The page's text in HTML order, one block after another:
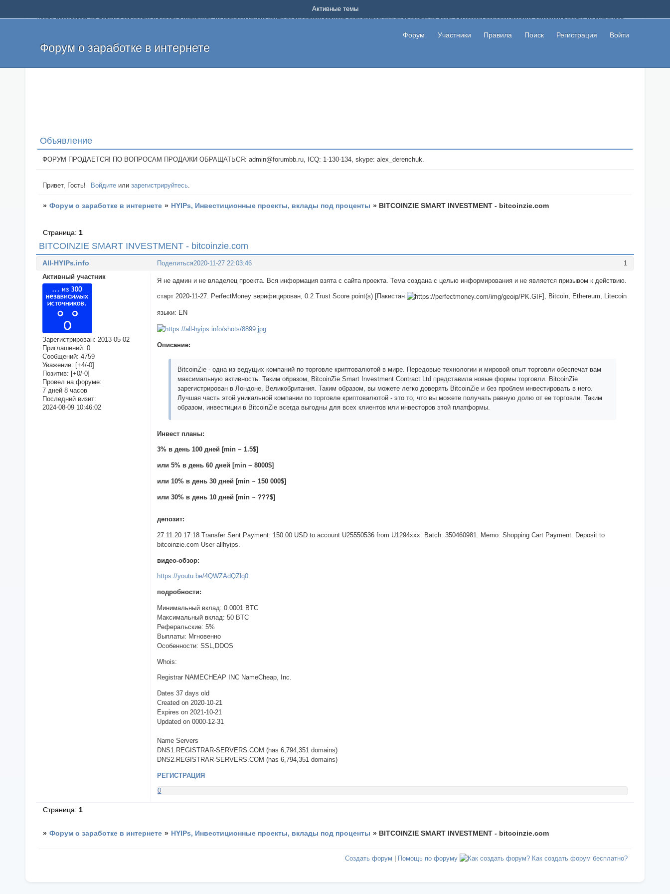
Добро пожаловать на форум о заработке и работе в интернете, на котором можно найти подходящий вариант дополнительной подработки на дому с высоким доходом помимо основной работы, не вкладывая
и оставлять свои отзывы. Если вы знаете, что определенный проект или сайт не платит, то указывайте в теме что это лохотрон, чтобы другие пользователи не попались на развод. Вы сможете начать зарабатывать
легкие деньги без вложений и регистрации уже сегодня. Создавайте новые темы, размещайте объявления со своими пригласительными ссылками и первая прибыль не заставит себя долго ждать.
Форум о заработке в интернете
Форум Участники Правила Поиск Регистрация Войти
Активные темы
Объявление
ФОРУМ ПРОДАЕТСЯ! ПО ВОПРОСАМ ПРОДАЖИ ОБРАЩАТЬСЯ: admin@forumbb.ru, ICQ: 1-130-134, skype: alex_derenchuk.
Привет, Гость! Войдите илизарегистрируйтесь.
» Форум о заработке в интернете » HYIPs, Инвестиционные проекты, вклады под проценты » BITCOINZIE SMART INVESTMENT - bitcoinzie.com
BITCOINZIE SMART INVESTMENT - bitcoinzie.com
Страница: 1
Поделиться 1
2020-11-27 22:03:46
All-HYIPs.info
Активный участник
Зарегистрирован: 2013-05-02
Приглашений: 0
Сообщений: 4759
Уважение: [+4/-0]
Позитив: [+0/-0]
Провел на форуме:
7 дней 8 часов
Последний визит:
2024-08-09 10:46:02
Я не админ и не владелец проекта. Вся информация взята с сайта проекта. Тема создана с целью информирования и не является призывом к действию.
старт 2020-11-27. PerfectMoney верифицирован, 0.2 Trust Score point(s) [Пакистан ], Bitcoin, Ethereum, Litecoin
языки: EN
Описание:
BitcoinZie - одна из ведущих компаний по торговле криптовалютой в мире. Передовые технологии и мировой опыт торговли обеспечат вам
максимальную активность. Таким образом, BitcoinZie Smart Investment Contract Ltd представила новые формы торговли. BitcoinZie
зарегистрирован в Лондоне, Великобритания. Таким образом, вы можете легко доверять BitcoinZie и без проблем инвестировать в него.
Лучшая часть этой уникальной компании по торговле криптовалютой - это то, что вы можете получать равную долю от ее торговли. Таким
образом, инвестиции в BitcoinZie всегда выгодны для всех клиентов или инвесторов этой платформы.
Инвест планы:
3% в день 100 дней [min ~ 1.5$]
или 5% в день 60 дней [min ~ 8000$]
или 10% в день 30 дней [min ~ 150 000$]
или 30% в день 10 дней [min ~ ???$]
депозит:
27.11.20 17:18 Transfer Sent Payment: 150.00 USD to account U25550536 from U1294xxx. Batch: 350460981. Memo: Shopping Cart Payment. Deposit to
bitcoinzie.com User allhyips.
видео-обзор:
https://youtu.be/4QWZAdQZlq0
подробности:
Минимальный вклад: 0.0001 BTC
Максимальный вклад: 50 BTC
Реферальские: 5%
Выплаты: Мгновенно
Особенности: SSL,DDOS
Whois:
Registrar NAMECHEAP INC NameCheap, Inc.
Dates 37 days old
Created on 2020-10-21
Expires on 2021-10-21
Updated on 0000-12-31
Name Servers
DNS1.REGISTRAR-SERVERS.COM (has 6,794,351 domains)
DNS2.REGISTRAR-SERVERS.COM (has 6,794,351 domains)
РЕГИСТРАЦИЯ
0
Страница: 1
» Форум о заработке в интернете » HYIPs, Инвестиционные проекты, вклады под проценты » BITCOINZIE SMART INVESTMENT - bitcoinzie.com
Создать форум Помощь по форуму